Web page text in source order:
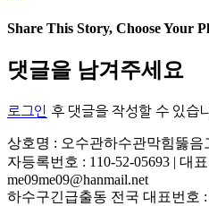
Share This Story, Choose Your
Facebook
X
Reddit
LinkedIn
Tumblr
Pinterest
Vk
이
메
댓글을 남겨주세요
로그인 후 댓글을 작성할 수 있습
상호명 : 오수관하수관막힘뚫
자등록번호 : 110-52-05693 | 대
me09me09@hanmail.net
하수구긴급출동 전국 대표번호 :